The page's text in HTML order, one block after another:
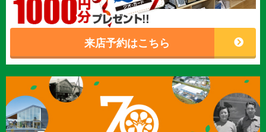
来店予約はこちら